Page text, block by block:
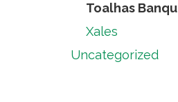
Toalhas
Xales
Uncategorized